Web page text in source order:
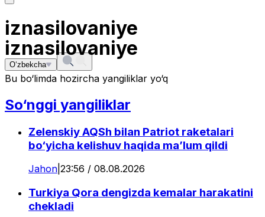
iznasilovaniye
O‘zbekcha
iznasilovaniye
Bu bo‘limda hozircha yangiliklar yo‘q
So‘nggi yangiliklar
Zelenskiy AQSh bilan Patriot raketalari
bo‘yicha kelishuv haqida ma’lum qildi
Jahon 23:56 / 08.08.2026
Turkiya Qora dengizda kemalar harakatini
chekladi